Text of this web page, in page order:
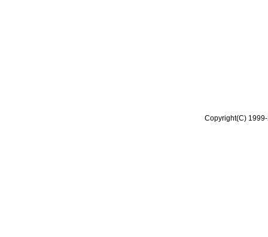
Copyright(C)